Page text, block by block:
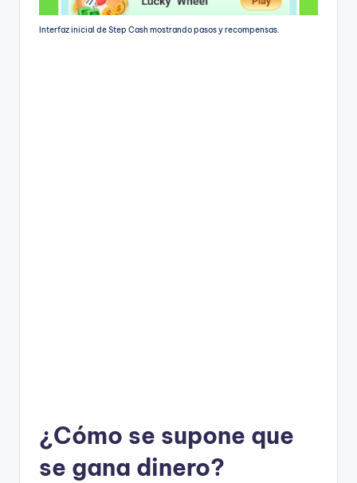
Interfaz inicial de Step Cash mostrando pasos y recompensas.
¿Cómo se supone que
se gana dinero?